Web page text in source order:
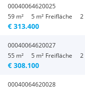
00040064620025
59 m²
5 m² Freifläche
€ 313.400
2
00040064620027
55 m²
5 m² Freifläche
€ 308.100
2
00040064620028